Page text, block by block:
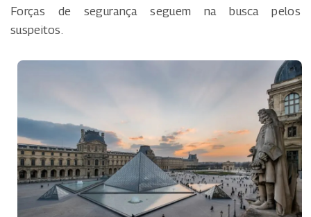
Forças de segurança seguem na busca pelos
suspeitos.